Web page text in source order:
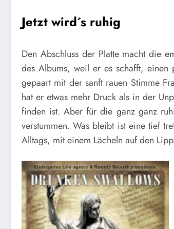
Jetzt wird´s ruhig
Den Abschluss der Platte macht die
des Albums, weil er es schafft, einen
gepaart mit der sanft rauen Stimme
hat er etwas mehr Druck als in der
finden ist. Aber für die ganz ganz
verstummen. Was bleibt ist eine tief
Alltags, mit einem Lächeln auf den